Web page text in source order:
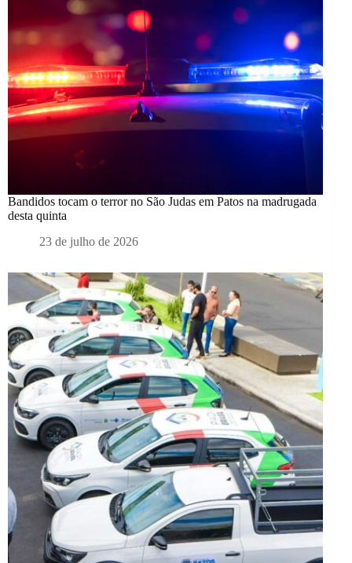
Bandidos tocam o terror no São Judas em Patos na madrugada
desta quinta
23 de julho de 2026